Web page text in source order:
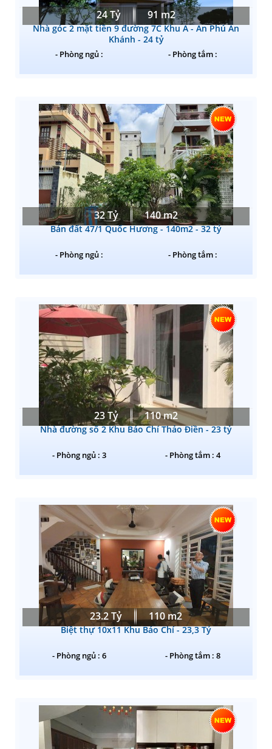
24 Tỷ 91 m2
Nhà góc 2 mặt tiền 9 đường 7C Khu A - An Phú An
Khánh - 24 tỷ
- Phòng ngủ : - Phòng tắm :
32 Tỷ 140 m2
Bán đất 47/1 Quốc Hương - 140m2 - 32 tỷ
- Phòng ngủ : - Phòng tắm :
23 Tỷ 110 m2
Nhà đường số 2 Khu Báo Chí Thảo Điền - 23 tỷ
- Phòng ngủ : 3 - Phòng tắm : 4
23.2 Tỷ 110 m2
Biệt thự 10x11 Khu Báo Chí - 23,3 Tỷ
- Phòng ngủ : 6 - Phòng tắm : 8